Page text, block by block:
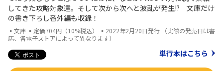
してきた攻略対象達。そして次から次へと波乱が発生!? 文庫だけ
の書き下ろし番外編も収録！
▪文庫 ▪定価704円（10%税込） ▪2022年2月20日発行 （実際の発売日は書
店、各電子ストアによって異なります）
単行本はこちら